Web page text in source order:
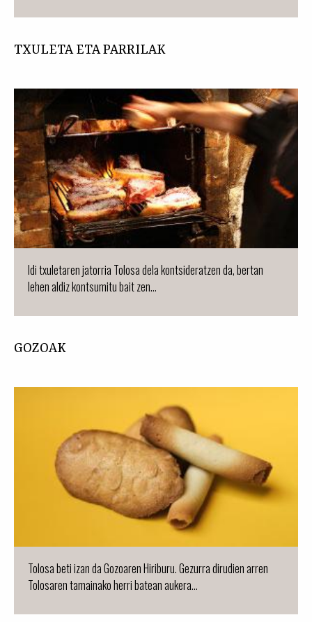
TXULETA ETA PARRILAK
Idi txuletaren jatorria Tolosa dela kontsideratzen da, bertan
lehen aldiz kontsumitu bait zen...
GOZOAK
Tolosa beti izan da Gozoaren Hiriburu. Gezurra dirudien arren
Tolosaren tamainako herri batean aukera...